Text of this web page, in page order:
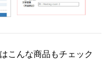
こんな商品もチェック